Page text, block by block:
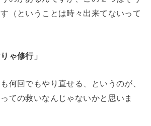
（ということは時々出来てないって
ゃ修行」
何回でもやり直せる、というのが、
ての救いなんじゃないかと思いま